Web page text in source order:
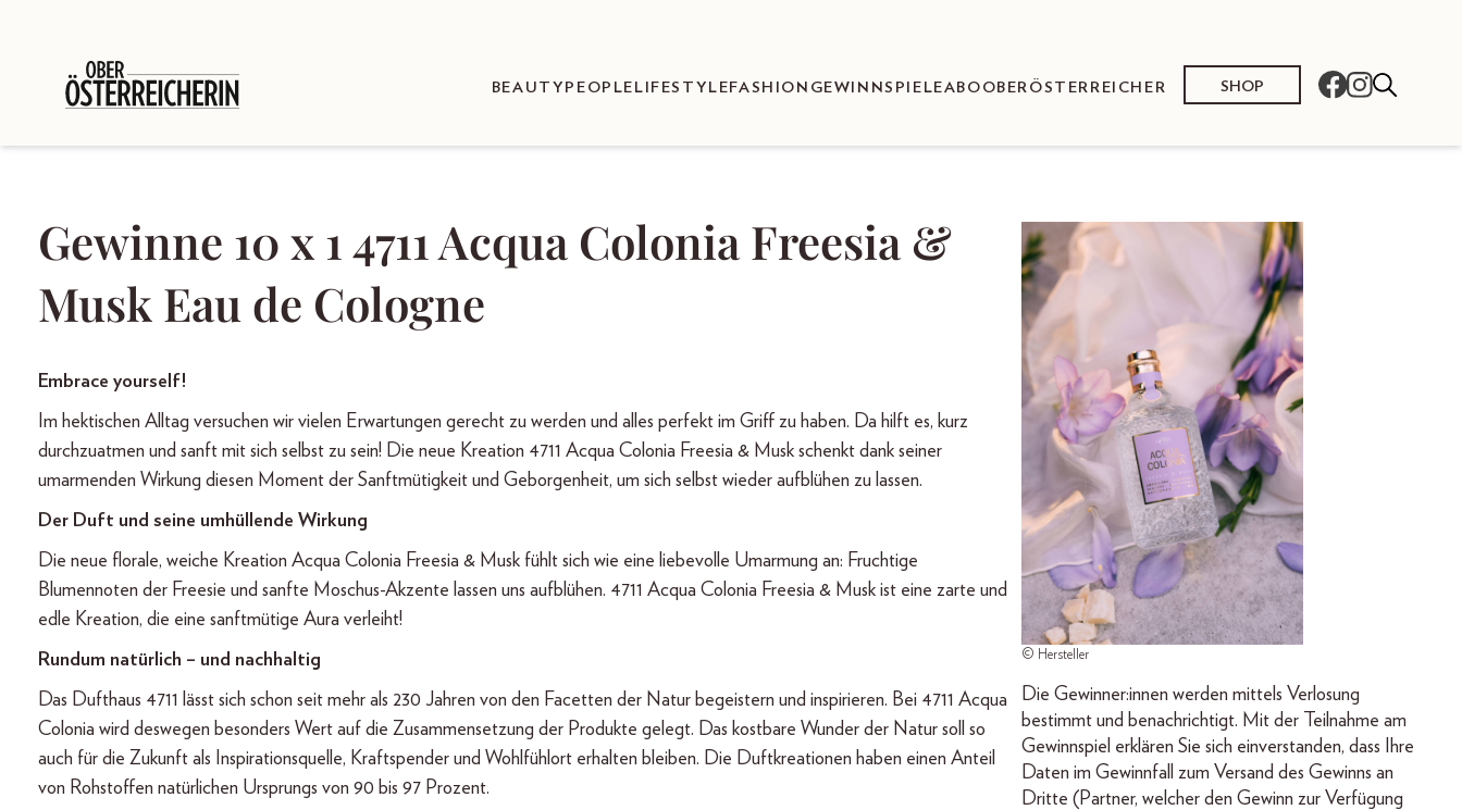
BEAUTY PEOPLE LIFESTYLEFASHION GEWINNSPIELEABO OBERÖSTERREICHER SHOP
Gewinne 10 x 1 4711 Acqua Colonia Freesia &
Musk Eau de Cologne
Embrace yourself!
Im hektischen Alltag versuchen wir vielen Erwartungen gerecht zu werden und alles perfekt im Griff zu haben. Da hilft es, kurz
durchzuatmen und sanft mit sich selbst zu sein! Die neue Kreation 4711 Acqua Colonia Freesia & Musk schenkt dank seiner
umarmenden Wirkung diesen Moment der Sanftmütigkeit und Geborgenheit, um sich selbst wieder aufblühen zu lassen.
Der Duft und seine umhüllende Wirkung
Die neue florale, weiche Kreation Acqua Colonia Freesia & Musk fühlt sich wie eine liebevolle Umarmung an: Fruchtige
Blumennoten der Freesie und sanfte Moschus-Akzente lassen uns aufblühen. 4711 Acqua Colonia Freesia & Musk ist eine zarte und
edle Kreation, die eine sanftmütige Aura verleiht!
Rundum natürlich – und nachhaltig
Das Dufthaus 4711 lässt sich schon seit mehr als 230 Jahren von den Facetten der Natur begeistern und inspirieren. Bei 4711 Acqua
Colonia wird deswegen besonders Wert auf die Zusammensetzung der Produkte gelegt. Das kostbare Wunder der Natur soll so
auch für die Zukunft als Inspirationsquelle, Kraftspender und Wohlfühlort erhalten bleiben. Die Duftkreationen haben einen Anteil
von Rohstoffen natürlichen Ursprungs von 90 bis 97 Prozent.
© Hersteller
Die Gewinner:innen werden mittels Verlosung
bestimmt und benachrichtigt. Mit der Teilnahme am
Gewinnspiel erklären Sie sich einverstanden, dass Ihre
Daten im Gewinnfall zum Versand des Gewinns an
Dritte (Partner, welcher den Gewinn zur Verfügung